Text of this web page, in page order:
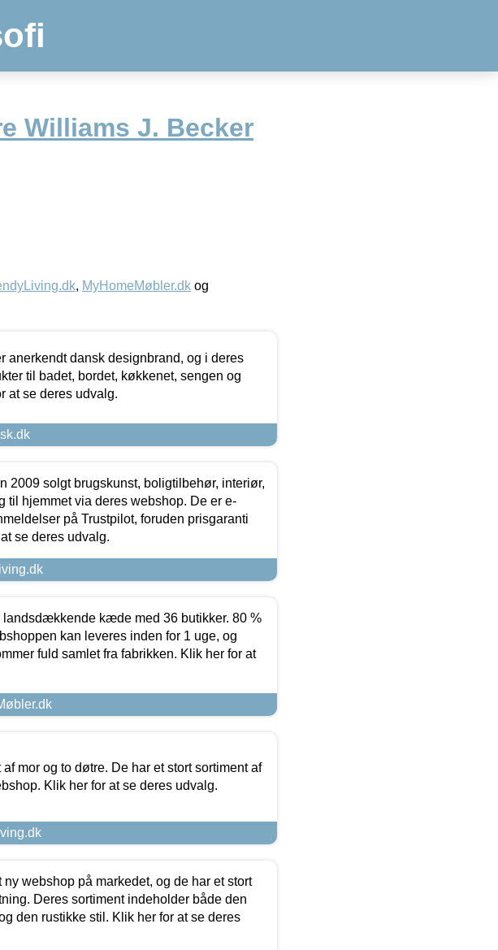
Williams J. Becker
, MyHomeMøbler.dk og
anerkendt dansk designbrand, og i deres
til badet, bordet, køkkenet, sengen og
at se deres udvalg.
2009 solgt brugskunst, boligtilbehør, interiør,
til hjemmet via deres webshop. De er e-
på Trustpilot, foruden prisgaranti
se deres udvalg.
landsdækkende kæde med 36 butikker. 80 %
kan leveres inden for 1 uge, og
fuld samlet fra fabrikken. Klik her for at
mor og to døtre. De har et stort sortiment af
Klik her for at se deres udvalg.
webshop på markedet, og de har et stort
Deres sortiment indeholder både den
den rustikke stil. Klik her for at se deres